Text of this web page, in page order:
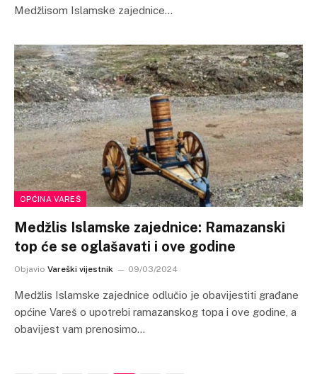
Medžlisom Islamske zajednice…
OPĆINA VAREŠ
Medžlis Islamske zajednice: Ramazanski
top će se oglašavati i ove godine
Objavio Vareški vijestnik 09/03/2024
Medžlis Islamske zajednice odlučio je obavijestiti građane
općine Vareš o upotrebi ramazanskog topa i ove godine, a
obavijest vam prenosimo…